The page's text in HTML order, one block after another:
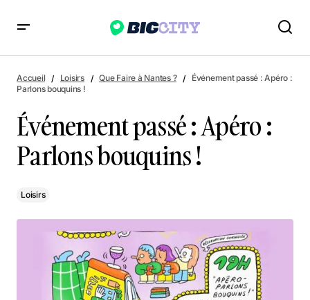
Événement passé : Apéro : Parlons bouquins !
Accueil Loisirs Que Faire à Nantes ?
Événement passé : Apéro :
Parlons bouquins !
Événement passé : Apéro :
Parlons bouquins !
Loisirs